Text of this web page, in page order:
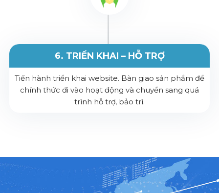
6. TRIỂN KHAI – HỖ TRỢ
Tiến hành triển khai website. Bàn giao sản phẩm để
chính thức đi vào hoạt động và chuyển sang quá
trình hỗ trợ, bảo trì.